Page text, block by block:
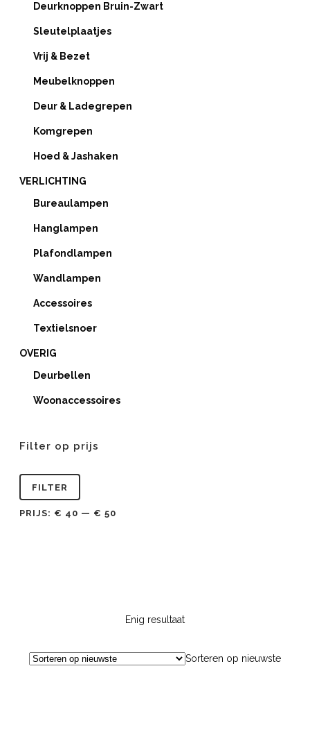
Deurknoppen Bruin-Zwart
Sleutelplaatjes
Vrij & Bezet
Meubelknoppen
Deur & Ladegrepen
Komgrepen
Hoed & Jashaken
VERLICHTING
Bureaulampen
Hanglampen
Plafondlampen
Wandlampen
Accessoires
Textielsnoer
OVERIG
Deurbellen
Woonaccessoires
Filter op prijs
Min.
prijs
Max.
prijs
FILTER
PRIJS: € 40 — € 50
Enig resultaat
Sorteren op nieuwste